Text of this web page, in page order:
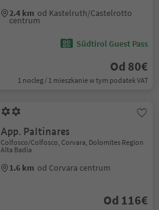
2.4 km od Kastelruth/Castelrotto
centrum
Südtirol Guest Pass
Od 80€
1 nocleg / 1 mieszkanie w tym podatek VAT
App. Paltinares
Colfosco/Colfosco, Corvara, Dolomites Region
Alta Badia
1.6 km od Corvara centrum
Od 116€